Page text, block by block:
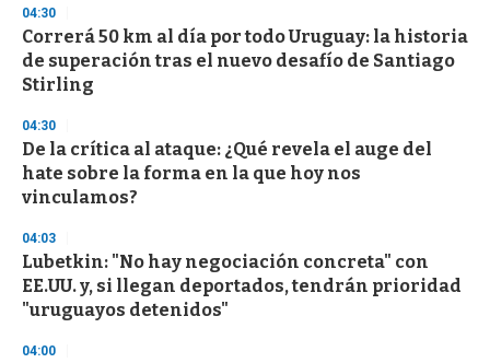
s
e
c
o
n
s
04:30
Correrá 50 km al día por todo Uruguay: la historia
de superación tras el nuevo desafío de Santiago
Stirling
04:30
De la crítica al ataque: ¿Qué revela el auge del
hate sobre la forma en la que hoy nos
vinculamos?
04:03
Lubetkin: "No hay negociación concreta" con
EE.UU. y, si llegan deportados, tendrán prioridad
"uruguayos detenidos"
04:00